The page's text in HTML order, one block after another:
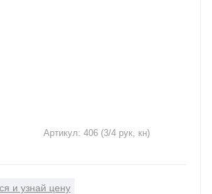
Артикул: 406 (3/4 рук, кн)
и узнай цену